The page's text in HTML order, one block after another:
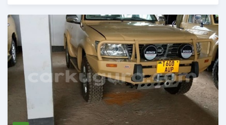
Publié il y a plus d'un an